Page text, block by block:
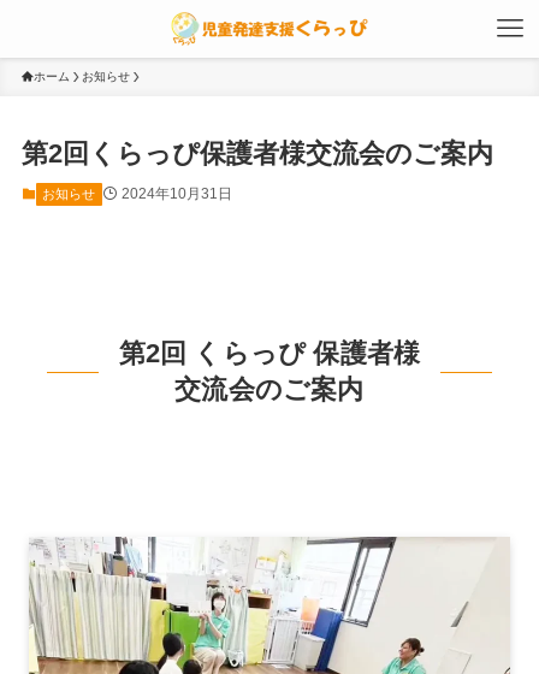
ホーム お知らせ
第2回くらっぴ保護者様交流会のご案内
お知らせ 2024年10月31日
第2回 くらっぴ 保護者様
交流会のご案内